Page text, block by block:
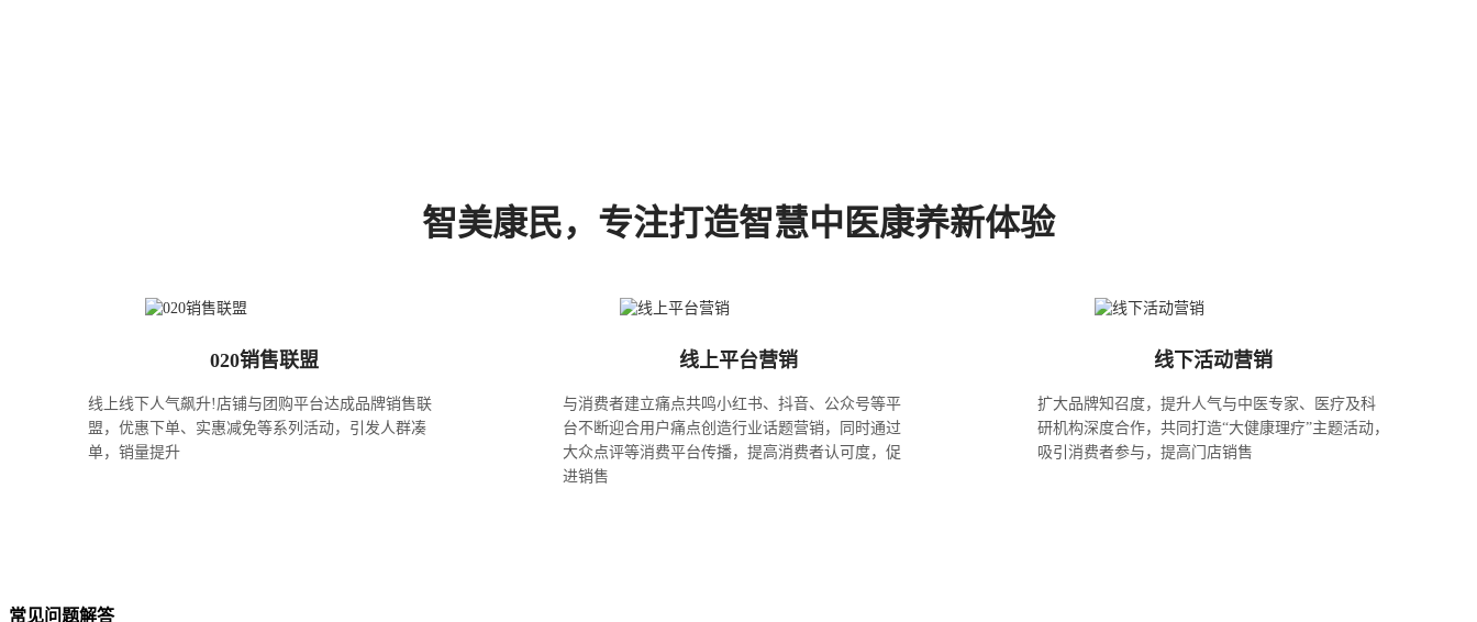
智美康民，专注打造智慧中医康养新体验
020销售联盟
线上线下人气飙升!店铺与团购平台达成品牌销售联
盟，优惠下单、实惠减免等系列活动，引发人群凑
单，销量提升
线上平台营销
与消费者建立痛点共鸣小红书、抖音、公众号等平
台不断迎合用户痛点创造行业话题营销，同时通过
大众点评等消费平台传播，提高消费者认可度，促
进销售
线下活动营销
扩大品牌知召度，提升人气与中医专家、医疗及科
研机构深度合作，共同打造“大健康理疗”主题活动，
吸引消费者参与，提高门店销售
常见问题解答